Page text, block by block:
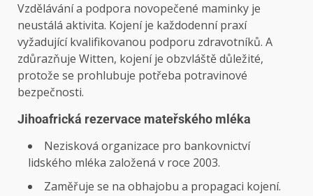
Vzdělávání a podpora novopečené maminky je
neustálá aktivita. Kojení je každodenní praxí
vyžadující kvalifikovanou podporu zdravotníků. A
zdůrazňuje Witten, kojení je obzvláště důležité,
protože se prohlubuje potřeba potravinové
bezpečnosti.
Jihoafrická rezervace mateřského mléka
Nezisková organizace pro bankovnictví
lidského mléka založená v roce 2003.
Zaměřuje se na obhajobu a propagaci kojení.